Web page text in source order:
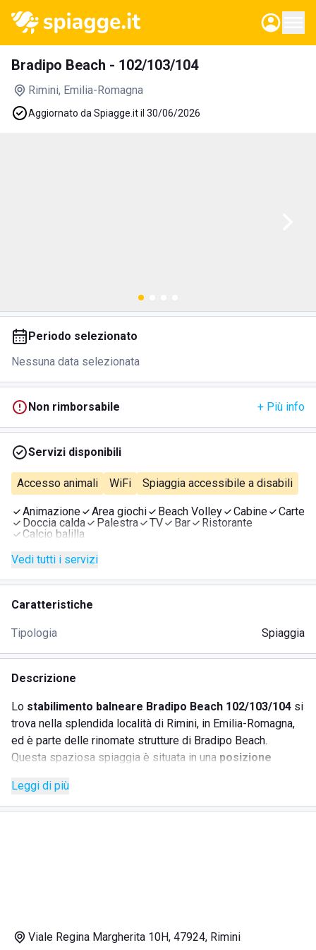
Bradipo Beach - 102/103/104
Rimini, Emilia-Romagna
Aggiornato da Spiagge.it il 30/06/2026
Periodo selezionato
Nessuna data selezionata
Non rimborsabile + Più info
Servizi disponibili
Accesso animali WiFi Spiaggia accessibile a disabili
Animazione Area giochi Beach Volley Cabine
Carte
Doccia calda
Palestra TV Bar
Ristorante
Calcio balilla
Vedi tutti i servizi
Caratteristiche
Tipologia Spiaggia
Descrizione
Lo stabilimento balneare Bradipo Beach 102/103/104 si
trova nella splendida località di Rimini, in Emilia-Romagna,
ed è parte delle rinomate strutture di Bradipo Beach.
Questa spaziosa spiaggia è situata in una posizione
ristoranti a due passi. La vicinanza a strutture alberghiere e
case vacanze rende Bradipo Beach 104 una scelta ideale
Accesso per animali domestici
Leggi di più
Viale Regina Margherita 10H, 47924, Rimini